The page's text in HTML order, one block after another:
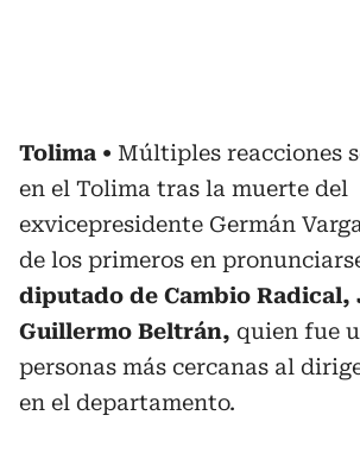
Tolima
Múltiples reacciones
en el Tolima tras la muerte del
exvicepresidente Germán
de los primeros en
diputado de Cambio Radical,
Guillermo Beltrán, quien fue
personas más cercanas al
en el departamento.